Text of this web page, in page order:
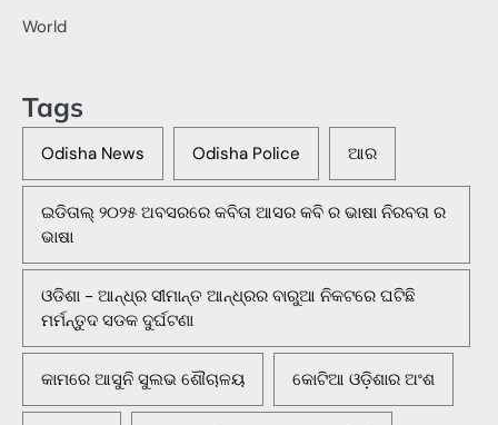
World
Tags
Odisha News Odisha Police ଆର
ଇଡିତାଲ୍ ୨୦୨୫ ଅବସରରେ କବିତା ଆସର କବି ର ଭାଷା ନିରବତା ର
ଭାଷା
ଓଡିଶା - ଆନ୍ଧ୍ର ସୀମାନ୍ତ ଆନ୍ଧ୍ରର ବାରୁଆ ନିକଟରେ ଘଟିଛି
ମର୍ମନ୍ତୁଦ ସଡକ ଦୁର୍ଘଟଣା
କାମରେ ଆସୁନି ସୁଲଭ ଶୌଚାଳୟ କୋଟିଆ ଓଡ଼ିଶାର ଅଂଶ